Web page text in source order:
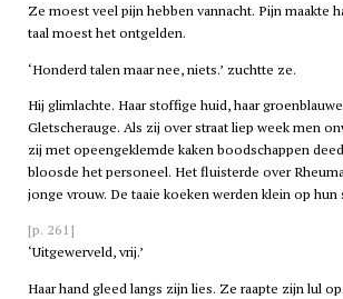
Ze moest veel pijn hebben vannacht. Pijn maakte
taal moest het ontgelden.
‘Honderd talen maar nee, niets.’ zuchtte ze.
Hij glimlachte. Haar stoffige huid, haar
Gletscherauge. Als zij over straat liep week men
zij met opeengeklemde kaken boodschappen
bloosde het personeel. Het fluisterde over
jonge vrouw. De taaie koeken werden klein op hun
[p. 261]
‘Uitgewerveld, vrij.’
Haar hand gleed langs zijn lies. Ze raapte zijn lul